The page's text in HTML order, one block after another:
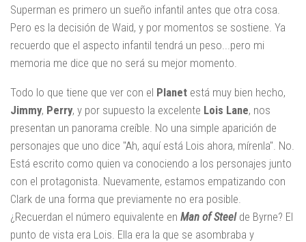
Superman es primero un sueño infantil antes que otra cosa.
Pero es la decisión de Waid, y por momentos se sostiene. Ya
recuerdo que el aspecto infantil tendrá un peso...pero mi
memoria me dice que no será su mejor momento.
Todo lo que tiene que ver con el Planet está muy bien hecho,
Jimmy, Perry, y por supuesto la excelente Lois Lane, nos
presentan un panorama creíble. No una simple aparición de
personajes que uno dice "Ah, aquí está Lois ahora, mírenla". No.
Está escrito como quien va conociendo a los personajes junto
con el protagonista. Nuevamente, estamos empatizando con
Clark de una forma que previamente no era posible.
¿Recuerdan el número equivalente en Man of Steelde Byrne? El
punto de vista era Lois. Ella era la que se asombraba y